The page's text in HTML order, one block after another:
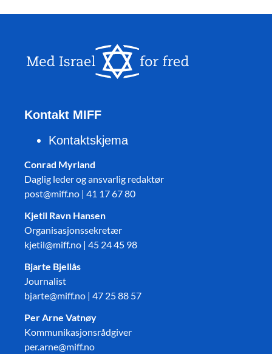
Kontakt MIFF
Kontaktskjema
Conrad Myrland
Daglig leder og ansvarlig redaktør
post@miff.no | 41 17 67 80
Kjetil Ravn Hansen
Organisasjonssekretær
kjetil@miff.no | 45 24 45 98
Bjarte Bjellås
Journalist
bjarte@miff.no | 47 25 88 57
Per Arne Vatnøy
Kommunikasjonsrådgiver
per.arne@miff.no